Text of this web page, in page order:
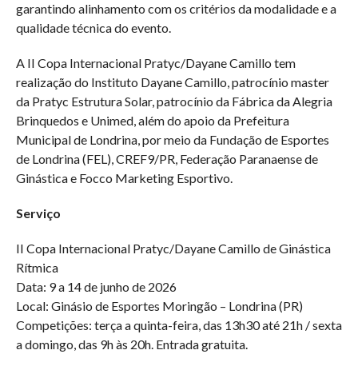
garantindo alinhamento com os critérios da modalidade e a
qualidade técnica do evento.
A II Copa Internacional Pratyc/Dayane Camillo tem
realização do Instituto Dayane Camillo, patrocínio master
da Pratyc Estrutura Solar, patrocínio da Fábrica da Alegria
Brinquedos e Unimed, além do apoio da Prefeitura
Municipal de Londrina, por meio da Fundação de Esportes
de Londrina (FEL), CREF9/PR, Federação Paranaense de
Ginástica e Focco Marketing Esportivo.
Serviço
II Copa Internacional Pratyc/Dayane Camillo de Ginástica
Rítmica
Data: 9 a 14 de junho de 2026
Local: Ginásio de Esportes Moringão – Londrina (PR)
Competições: terça a quinta-feira, das 13h30 até 21h / sexta
a domingo, das 9h às 20h. Entrada gratuita.